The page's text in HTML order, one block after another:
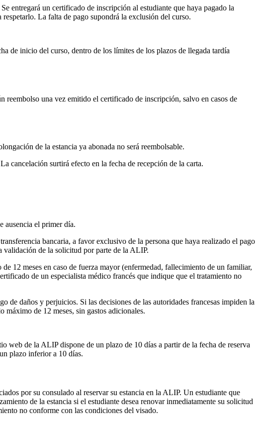
entregará un certificado de inscripción al estudiante que haya pagado la
La falta de pago supondrá la exclusión del curso.
de inicio del curso, dentro de los límites de los plazos de llegada tardía
una vez emitido el certificado de inscripción, salvo en casos de
de la estancia ya abonada no será reembolsable.
cancelación surtirá efecto en la fecha de recepción de la carta.
ausencia el primer día.
bancaria, a favor exclusivo de la persona que haya realizado el pago
validación de la solicitud por parte de la ALIP.
12 meses en caso de fuerza mayor (enfermedad, fallecimiento de un familiar,
de un especialista médico francés que indique que el tratamiento no
de daños y perjuicios. Si las decisiones de las autoridades francesas impiden la
máximo de 12 meses, sin gastos adicionales.
web de la ALIP dispone de un plazo de 10 días a partir de la fecha de reserva
plazo inferior a 10 días.
por su consulado al reservar su estancia en la ALIP. Un estudiante que
de la estancia si el estudiante desea renovar inmediatamente su solicitud
no conforme con las condiciones del visado.